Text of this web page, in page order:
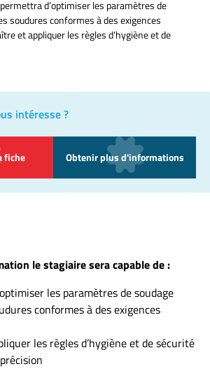
d’optimiser les paramètres de
soudures conformes à des exigences
et appliquer les règles d’hygiène et de
intéresse ?
fiche Obtenir plus d'informations
le stagiaire sera capable de :
les paramètres de soudage
conformes à des exigences
les règles d’hygiène et de sécurité